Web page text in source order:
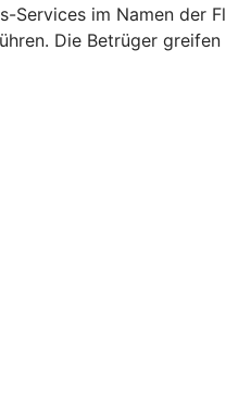
im Namen der
Die Betrüger